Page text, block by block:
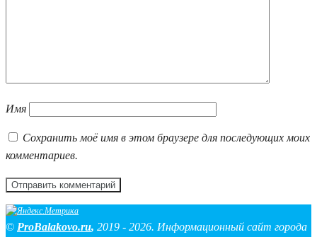
Имя
Сохранить моё имя в этом браузере для последующих моих
комментариев.
© ProBalakovo.ru, 2019 - 2026. Информационный сайт города